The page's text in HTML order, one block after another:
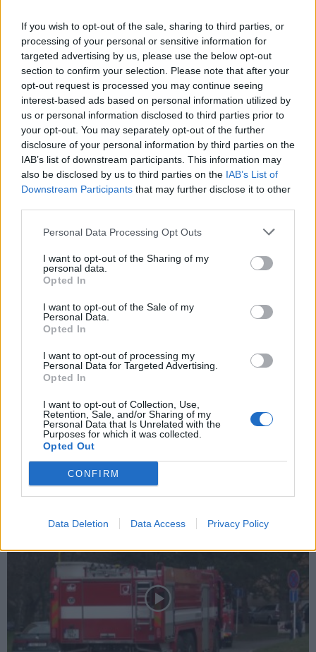
If you wish to opt-out of the sale, sharing to third parties, or
processing of your personal or sensitive information for
targeted advertising by us, please use the below opt-out
section to confirm your selection. Please note that after your
opt-out request is processed you may continue seeing
interest-based ads based on personal information utilized by
us or personal information disclosed to third parties prior to
your opt-out. You may separately opt-out of the further
disclosure of your personal information by third parties on the
IAB’s list of downstream participants. This information may
also be disclosed by us to third parties on the IAB’s List of
Downstream Participants that may further disclose it to other
Personal Data Processing Opt Outs
I want to opt-out of the Sharing of my
personal data.
Opted In
I want to opt-out of the Sale of my
Personal Data.
Opted In
I want to opt-out of processing my
Personal Data for Targeted Advertising.
Opted In
I want to opt-out of Collection, Use,
Retention, Sale, and/or Sharing of my
Personal Data that Is Unrelated with the
Purposes for which it was collected.
Opted Out
CONFIRM
Data Deletion Data Access Privacy Policy
Dobříšsko
Začíná rekonstrukce dobříšské ubytovny na
Větrníku
Radek Ctibor - 28. 2. 2021
DOBŘÍŠ - Ubytovna na Větrníku se v posledních letech využívala pro
občany v tíživé sociální situaci, ale vzhledem k jejímu havarijním stavu,
bylo nutné...
O čem se mluví
Na Rynečku platí zákaz pití alkoholu, někteří
lidé to ale nedodržují
Radek Ctibor - 6. 1. 2020
PŘÍBRAM – Na sídlišti Ryneček si už delší dobu část lidí, kteří tam bydlí,
stěžuje na opakované porušování nočního klidu. Podle nich je
hlavním...